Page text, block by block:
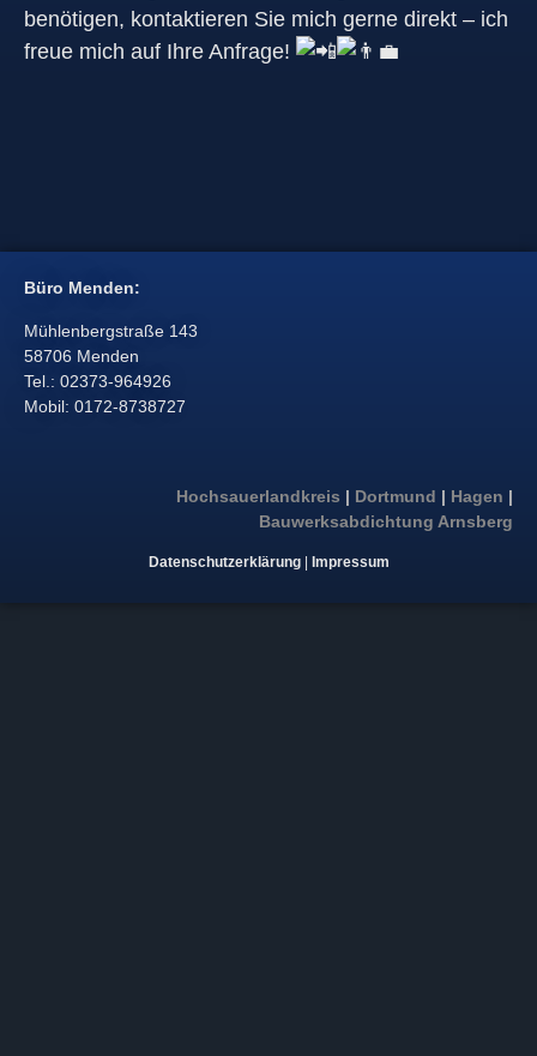
benötigen, kontaktieren Sie mich gerne direkt – ich
freue mich auf Ihre Anfrage!
Büro Menden:
Mühlenbergstraße 143
58706 Menden
Tel.: 02373-964926
Mobil: 0172-8738727
Hochsauerlandkreis | Dortmund | Hagen |
Bauwerksabdichtung Arnsberg
Datenschutzerklärung| Impressum